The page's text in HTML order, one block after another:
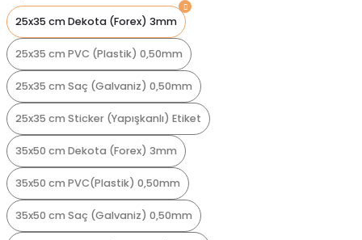
25x35 cm Dekota (Forex) 3mm
25x35 cm PVC (Plastik) 0,50mm
25x35 cm Saç (Galvaniz) 0,50mm
25x35 cm Sticker (Yapışkanlı) Etiket
35x50 cm Dekota (Forex) 3mm
35x50 cm PVC(Plastik) 0,50mm
35x50 cm Saç (Galvaniz) 0,50mm